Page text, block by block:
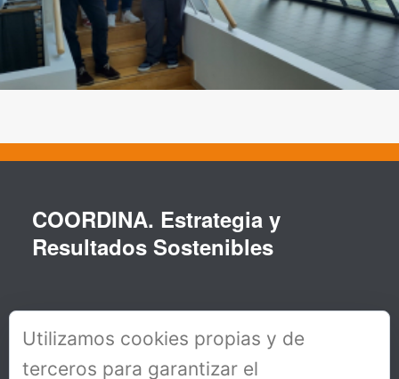
COORDINA. Estrategia y
Resultados Sostenibles
Utilizamos cookies propias y de
terceros para garantizar el